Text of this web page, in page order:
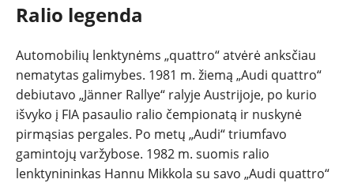
Ralio legenda
Automobilių lenktynėms „quattro“ atvėrė anksčiau
nematytas galimybes. 1981 m. žiemą „Audi quattro“
debiutavo „Jänner Rallye“ ralyje Austrijoje, po kurio
išvyko į FIA pasaulio ralio čempionatą ir nuskynė
pirmąsias pergales. Po metų „Audi“ triumfavo
gamintojų varžybose. 1982 m. suomis ralio
lenktynininkas Hannu Mikkola su savo „Audi quattro“